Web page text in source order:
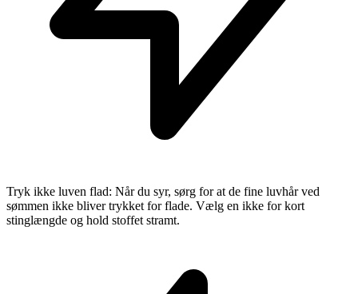
Tryk ikke luven flad: Når du syr, sørg for at de fine luvhår ved
sømmen ikke bliver trykket for flade. Vælg en ikke for kort
stinglængde og hold stoffet stramt.